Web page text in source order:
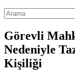
Görevli
Nedeniyle
Kişiliği